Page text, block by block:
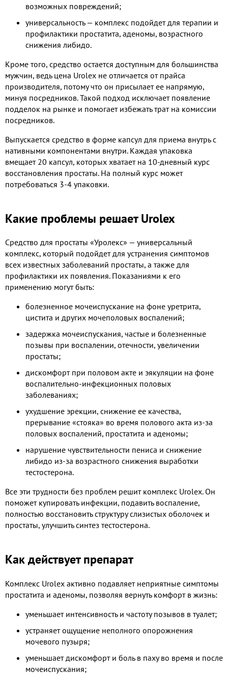
возможных повреждений;
универсальность — комплекс подойдет для терапии и
профилактики простатита, аденомы, возрастного
снижения либидо.
Кроме того, средство остается доступным для большинства
мужчин, ведь цена Urolex не отличается от прайса
производителя, потому что он присылает ее напрямую,
минуя посредников. Такой подход исключает появление
подделок на рынке и помогает избежать трат на комиссии
посредников.
Выпускается средство в форме капсул для приема внутрь с
нативными компонентами внутри. Каждая упаковка
вмещает 20 капсул, которых хватает на 10-дневный курс
восстановления простаты. На полный курс может
потребоваться 3-4 упаковки.
Какие проблемы решает Urolex
Средство для простаты «Уролекс» — универсальный
комплекс, который подойдет для устранения симптомов
всех известных заболеваний простаты, а также для
профилактики их появления. Показаниями к его
применению могут быть:
болезненное мочеиспускание на фоне уретрита,
цистита и других мочеполовых воспалений;
задержка мочеиспускания, частые и болезненные
позывы при воспалении, отечности, увеличении
простаты;
дискомфорт при половом акте и эякуляции на фоне
воспалительно-инфекционных половых
заболеваниях;
ухудшение эрекции, снижение ее качества,
прерывание «стояка» во время полового акта из-за
половых воспалений, простатита и аденомы;
нарушение чувствительности пениса и снижение
либидо из-за возрастного снижения выработки
тестостерона.
Все эти трудности без проблем решит комплекс Urolex. Он
поможет купировать инфекции, подавить воспаление,
полностью восстановить структуру слизистых оболочек и
простаты, улучшить синтез тестостерона.
Как действует препарат
Комплекс Urolex активно подавляет неприятные симптомы
простатита и аденомы, позволяя вернуть комфорт в жизнь:
уменьшает интенсивность и частоту позывов в туалет;
устраняет ощущение неполного опорожнения
мочевого пузыря;
уменьшает дискомфорт и боль в паху во время и после
мочеиспускания;